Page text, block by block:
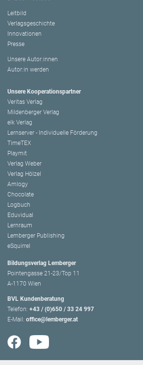
Leitbild
Verlagsgeschichte
Innovationen
Presse
Unsere Autor:innen
Autor:in werden
Unsere Kooperationspartner
Veritas Verlag
Mildenberger Verlag
elk Verlag
Lernserver - Individuelle Förderung
TimeTEX
Playmit
Verlag Weber
Verlag Hölzel
Amlogy
Chocolate
Logbuch
Eduvidual
Lernraum
Lemberger Publishing
eSquirrel
Bildungsverlag Lemberger
Pointengasse 21-23/Top 11
A-1170 Wien
BVL Kundenberatung
Telefon: +43 / (0)650 / 33 24 997
E-Mail: office@lemberger.at